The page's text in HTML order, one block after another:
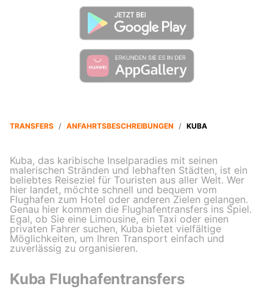
TRANSFERS / ANFAHRTSBESCHREIBUNGEN / KUBA
Kuba, das karibische Inselparadies mit seinen
malerischen Stränden und lebhaften Städten, ist ein
beliebtes Reiseziel für Touristen aus aller Welt. Wer
hier landet, möchte schnell und bequem vom
Flughafen zum Hotel oder anderen Zielen gelangen.
Genau hier kommen die Flughafentransfers ins Spiel.
Egal, ob Sie eine Limousine, ein Taxi oder einen
privaten Fahrer suchen, Kuba bietet vielfältige
Möglichkeiten, um Ihren Transport einfach und
zuverlässig zu organisieren.
Kuba Flughafentransfers